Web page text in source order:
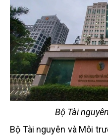
Bộ Tài
Bộ Tài nguyên và Môi